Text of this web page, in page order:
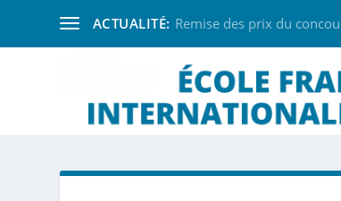
ACTUALITÉ: Remise des prix du